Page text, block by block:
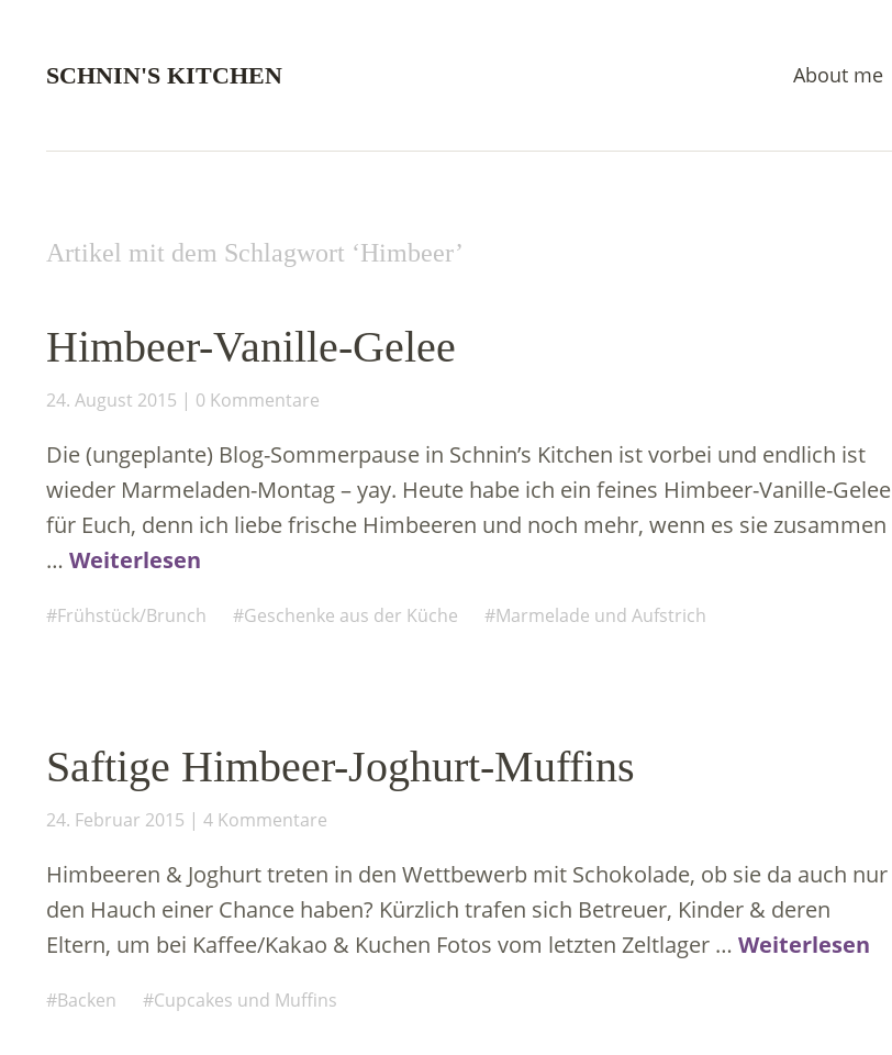
SCHNIN'S KITCHEN About me
Artikel mit dem Schlagwort ‘Himbeer’
Himbeer-Vanille-Gelee
24. August 2015 0 Kommentare
Die (ungeplante) Blog-Sommerpause in Schnin’s Kitchen ist vorbei und endlich ist
wieder Marmeladen-Montag – yay. Heute habe ich ein feines Himbeer-Vanille-Gelee
für Euch, denn ich liebe frische Himbeeren und noch mehr, wenn es sie zusammen
… Weiterlesen
Frühstück/Brunch Geschenke aus der Küche Marmelade und Aufstrich
Saftige Himbeer-Joghurt-Muffins
24. Februar 2015 4 Kommentare
Himbeeren & Joghurt treten in den Wettbewerb mit Schokolade, ob sie da auch nur
den Hauch einer Chance haben? Kürzlich trafen sich Betreuer, Kinder & deren
Eltern, um bei Kaffee/Kakao & Kuchen Fotos vom letzten Zeltlager … Weiterlesen
Backen Cupcakes und Muffins